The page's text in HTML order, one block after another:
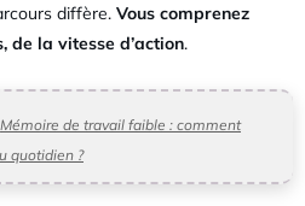
diffère. Vous comprenez
de la vitesse d’action.
Mémoire de travail faible : comment
quotidien ?